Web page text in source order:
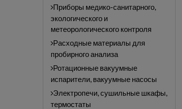
Приборы медико-санитарного,
экологического и
метеорологического контроля
Расходные материалы для
пробирного анализа
Ротационные вакуумные
испарители, вакуумные насосы
Электропечи, сушильные шкафы,
термостаты